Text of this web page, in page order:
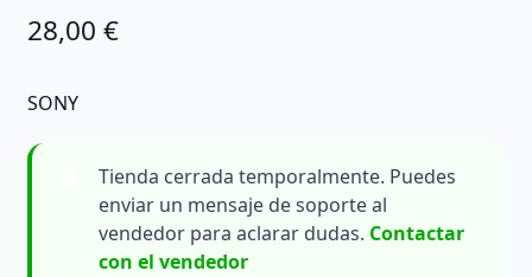
28,00 €
SONY
Tienda cerrada temporalmente. Puedes
enviar un mensaje de soporte al
vendedor para aclarar dudas. Contactar
con el vendedor